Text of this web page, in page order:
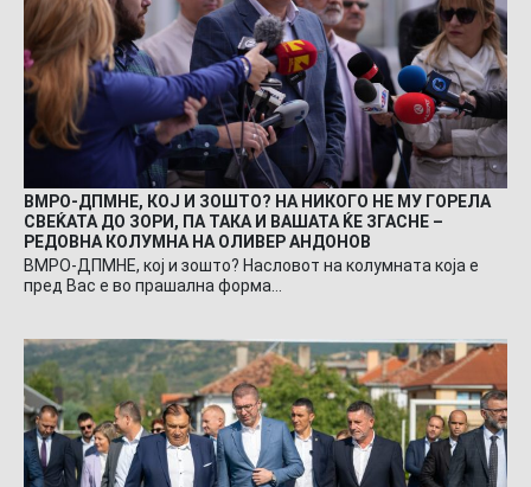
ВМРО-ДПМНЕ, КОЈ И ЗОШТО? НА НИКОГО НЕ МУ ГОРЕЛА
СВЕЌАТА ДО ЗОРИ, ПА ТАКА И ВАШАТА ЌЕ ЗГАСНЕ –
РЕДОВНА КОЛУМНА НА ОЛИВЕР АНДОНОВ
ВМРО-ДПМНЕ, кој и зошто? Насловот на колумната која е
пред Вас е во прашална форма…